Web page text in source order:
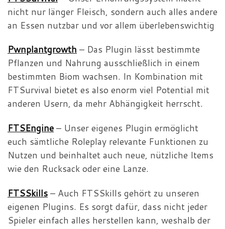
nicht nur länger Fleisch, sondern auch alles andere
an Essen nutzbar und vor allem überlebenswichtig
Pwnplantgrowth – Das Plugin lässt bestimmte
Pflanzen und Nahrung ausschließlich in einem
bestimmten Biom wachsen. In Kombination mit
FTSurvival bietet es also enorm viel Potential mit
anderen Usern, da mehr Abhängigkeit herrscht.
FTSEngine – Unser eigenes Plugin ermöglicht
euch sämtliche Roleplay relevante Funktionen zu
Nutzen und beinhaltet auch neue, nützliche Items
wie den Rucksack oder eine Lanze.
FTSSkills – Auch FTSSkills gehört zu unseren
eigenen Plugins. Es sorgt dafür, dass nicht jeder
Spieler einfach alles herstellen kann, weshalb der